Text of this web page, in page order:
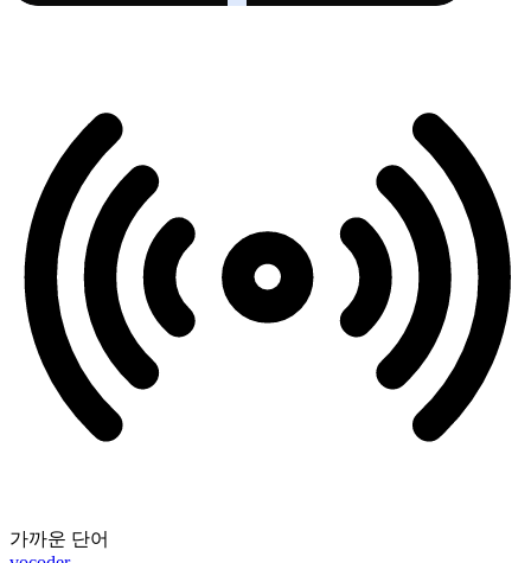
가까운 단어